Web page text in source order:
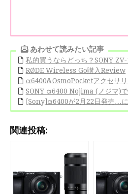
あわせて読みたい記事
私的買うならどっち？SONY
RØDE Wireless Go購入Review
α6400&OsmoPocketアクセサ
SONY α6400 Nojima (ノジマ)で
[Sony]α6400が2月22日発売…に
関連投稿: